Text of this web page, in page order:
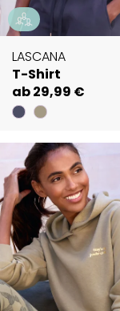
LASCANA
T-Shirt
ab 29,99 €